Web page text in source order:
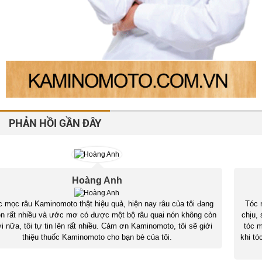
PHẢN HỒI GẦN ĐÂY
Công Minh
Tóc mình trước đây sợi mỏng rụng khá nhiều, da đầu nhờn rất khó
chịu, sau khi sử dụng bộ sản phẩm Kaminomoto General Hair Growth
tóc mình đã mọc nhiều và dày hơn. Nghe theo tư vấn của shop sau
khi tóc hồi phục mình đã cắt ngắn đi để tóc mới mọc đều và đẹp hơn.